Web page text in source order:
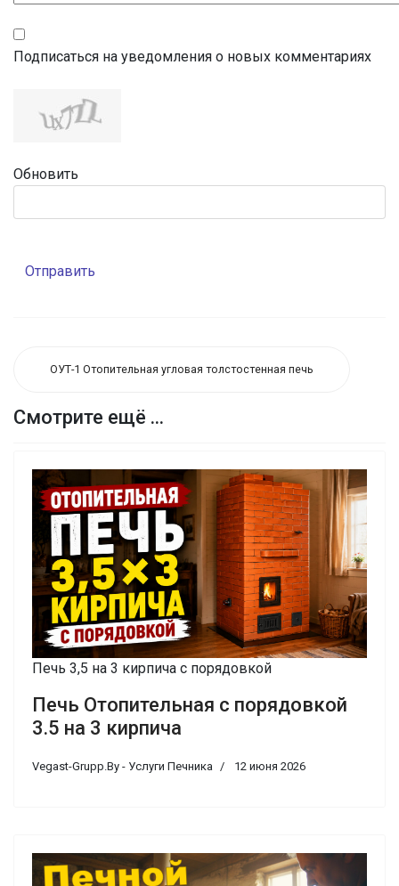
Подписаться на уведомления о новых комментариях
Обновить
Отправить
ОУТ-1 Отопительная угловая толстостенная печь
Смотрите ещё ...
Печь 3,5 на 3 кирпича с порядовкой
Печь Отопительная с порядовкой
3.5 на 3 кирпича
Vegast-Grupp.By - Услуги Печника 12 июня 2026